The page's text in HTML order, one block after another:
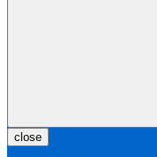
close